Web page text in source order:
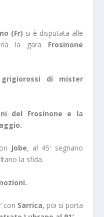
(Fr) si è disputata alle
la gara Frosinone
di mister
del Frosinone e la
Jobe, al 45′ segnano
la sfida.
con Sarrica, poi si porta